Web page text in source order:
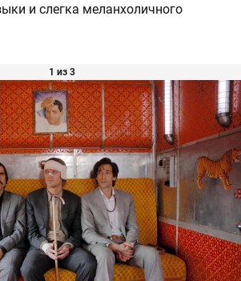
и слегка меланхоличного
1 из 3